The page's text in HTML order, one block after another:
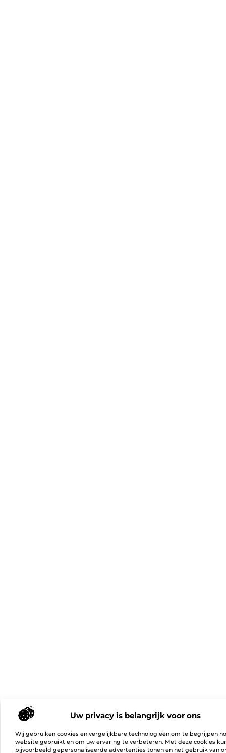
Uw privacy is belangrijk voor ons
Wij gebruiken cookies en vergelijkbare technologieën om te begrijpen
website gebruikt en om uw ervaring te verbeteren. Met deze cookies
bijvoorbeeld gepersonaliseerde advertenties tonen en het gebruik van